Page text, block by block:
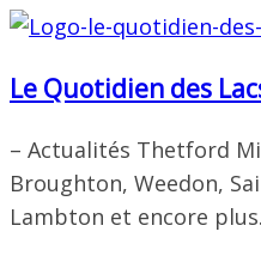
Passer
contenu
Le Quotidien des
– Actualités Thetford
Broughton, Weedon,
Lambton et encore plus.